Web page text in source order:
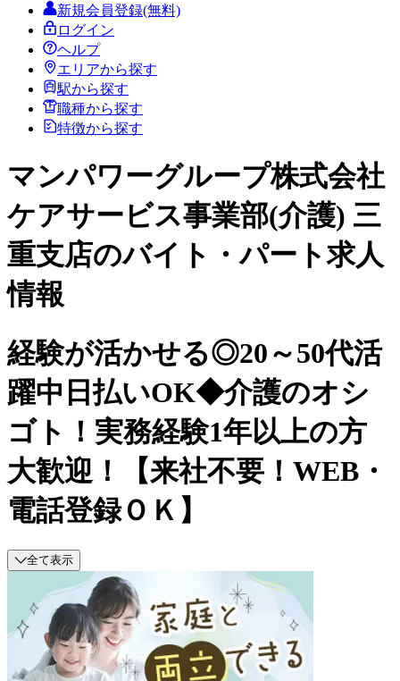
新規会員登録(無料)
ログイン
ヘルプ
エリアから探す
駅から探す
職種から探す
特徴から探す
マンパワーグループ株式会社
ケアサービス事業部(介護) 三
重支店のバイト・パート求人
情報
経験が活かせる◎20～50代活
躍中日払いOK◆介護のオシ
ゴト！実務経験1年以上の方
大歓迎！【来社不要！WEB・
電話登録ＯＫ】
全て表示